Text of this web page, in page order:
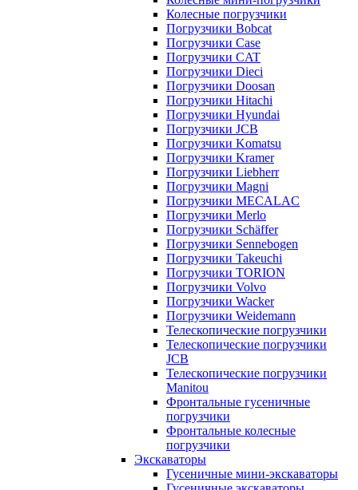
Колесные погрузчики
Погрузчики Bobcat
Погрузчики Case
Погрузчики CAT
Погрузчики Dieci
Погрузчики Doosan
Погрузчики Hitachi
Погрузчики Hyundai
Погрузчики JCB
Погрузчики Komatsu
Погрузчики Kramer
Погрузчики Liebherr
Погрузчики Magni
Погрузчики MECALAC
Погрузчики Merlo
Погрузчики Schäffer
Погрузчики Sennebogen
Погрузчики Takeuchi
Погрузчики TORION
Погрузчики Volvo
Погрузчики Wacker
Погрузчики Weidemann
Телескопические погрузчики
Телескопические погрузчики
JCB
Телескопические погрузчики
Manitou
Фронтальные гусеничные
погрузчики
Фронтальные колесные
погрузчики
Экскаваторы
Гусеничные мини-экскаваторы